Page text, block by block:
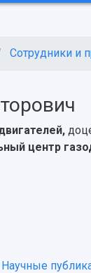
Сотрудники и
центр
Научные